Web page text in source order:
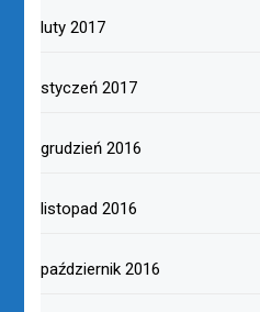
luty 2017
styczeń 2017
grudzień 2016
listopad 2016
październik 2016